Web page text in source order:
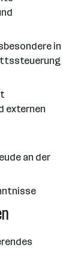
in
externen
an der